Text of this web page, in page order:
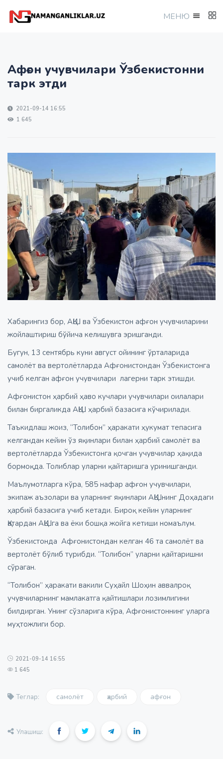
МEНЮ
Афғон учувчилари Ўзбекистонни
тарк этди
2021-09-14 16:55
1 645
Хабарингиз бор, АҚШ ва Ўзбекистон афғон учувчиларини
жойлаштириш бўйича келишувга эришганди.
Бугун, 13 сентябрь куни август ойининг ўрталарида
самолёт ва вертолётларда Афғонистондан Ўзбекистонга
учиб келган афғон учувчилари лагерни тарк этишди.
Афғонистон ҳарбий ҳаво кучлари учувчилари оилалари
билан биргаликда АҚШ ҳарбий базасига кўчирилади.
Таъкидлаш жоиз, “Толибон” ҳаракати ҳукумат тепасига
келгандан кейин ўз яқинлари билан ҳарбий самолёт ва
вертолётларда Ўзбекистонга қочган учувчилар ҳақида
бормоқда. Толиблар уларни қайтаришга уринишганди.
Маълумотларга кўра, 585 нафар афғон учувчилари,
экипаж аъзолари ва уларнинг яқинлари АҚШнинг Доҳадаги
ҳарбий базасига учиб кетади. Бироқ кейин уларнинг
Қатардан АҚШга ва ёки бошқа жойга кетиши номаълум.
Ўзбекистонда Афғонистондан келган 46 та самолёт ва
вертолёт бўлиб турибди. “Толибон” уларни қайтаришни
сўраган.
“Толибон” ҳаракати вакили Суҳайл Шоҳин аввалроқ
учувчиларнинг мамлакатга қайтишлари лозимлигини
билдирган. Унинг сўзларига кўра, Афғонистоннинг уларга
муҳтожлиги бор.
2021-09-14 16:55
1 645
Теглар: самолёт ҳарбий афғон
Улашиш: